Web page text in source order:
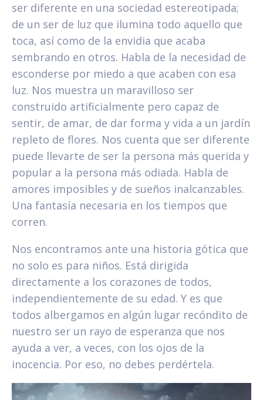
ser diferente en una sociedad estereotipada;
de un ser de luz que ilumina todo aquello que
toca, así como de la envidia que acaba
sembrando en otros. Habla de la necesidad de
esconderse por miedo a que acaben con esa
luz. Nos muestra un maravilloso ser
construido artificialmente pero capaz de
sentir, de amar, de dar forma y vida a un jardín
repleto de flores. Nos cuenta que ser diferente
puede llevarte de ser la persona más querida y
popular a la persona más odiada. Habla de
amores imposibles y de sueños inalcanzables.
Una fantasía necesaria en los tiempos que
corren.
Nos encontramos ante una historia gótica que
no solo es para niños. Está dirigida
directamente a los corazones de todos,
independientemente de su edad. Y es que
todos albergamos en algún lugar recóndito de
nuestro ser un rayo de esperanza que nos
ayuda a ver, a veces, con los ojos de la
inocencia. Por eso, no debes perdértela.